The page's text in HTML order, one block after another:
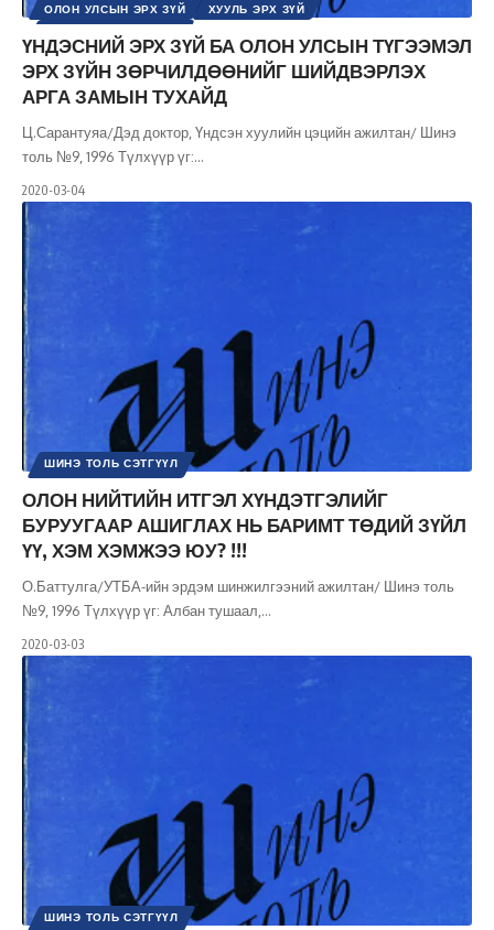
ОЛОН УЛСЫН ЭРХ ЗҮЙ
ХУУЛЬ ЭРХ ЗҮЙ
ҮНДЭСНИЙ ЭРХ ЗҮЙ БА ОЛОН УЛСЫН ТҮГЭЭМЭЛ
ЭРХ ЗҮЙН ЗӨРЧИЛДӨӨНИЙГ ШИЙДВЭРЛЭХ
АРГА ЗАМЫН ТУХАЙД
Ц.Сарантуяа/Дэд доктор, Үндсэн хуулийн цэцийн ажилтан/ Шинэ
толь №9, 1996 Түлхүүр үг:…
2020-03-04
ШИНЭ ТОЛЬ СЭТГҮҮЛ
ОЛОН НИЙТИЙН ИТГЭЛ ХҮНДЭТГЭЛИЙГ
БУРУУГААР АШИГЛАХ НЬ БАРИМТ ТӨДИЙ ЗҮЙЛ
ҮҮ, ХЭМ ХЭМЖЭЭ ЮУ? !!!
О.Баттулга/УТБА-ийн эрдэм шинжилгээний ажилтан/ Шинэ толь
№9, 1996 Түлхүүр үг: Албан тушаал, …
2020-03-03
ШИНЭ ТОЛЬ СЭТГҮҮЛ